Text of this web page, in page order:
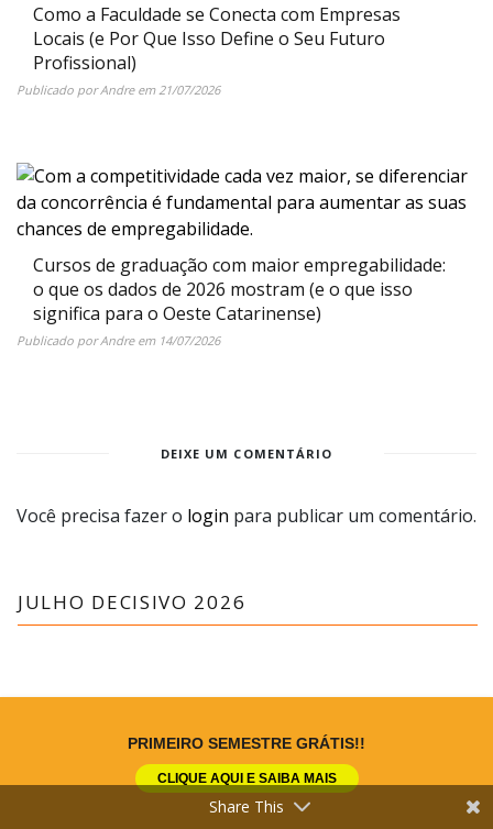
PRIMEIRO SEMESTRE GRÁTIS!!
CLIQUE AQUI E SAIBA MAIS
Como a Faculdade se Conecta com Empresas
Locais (e Por Que Isso Define o Seu Futuro
Profissional)
Publicado porAndreem 21/07/2026
Cursos de graduação com maior empregabilidade:
o que os dados de 2026 mostram (e o que isso
significa para o Oeste Catarinense)
Publicado porAndreem 14/07/2026
DEIXE UM COMENTÁRIO
Você precisa fazer o login para publicar um comentário.
JULHO DECISIVO 2026
Share This